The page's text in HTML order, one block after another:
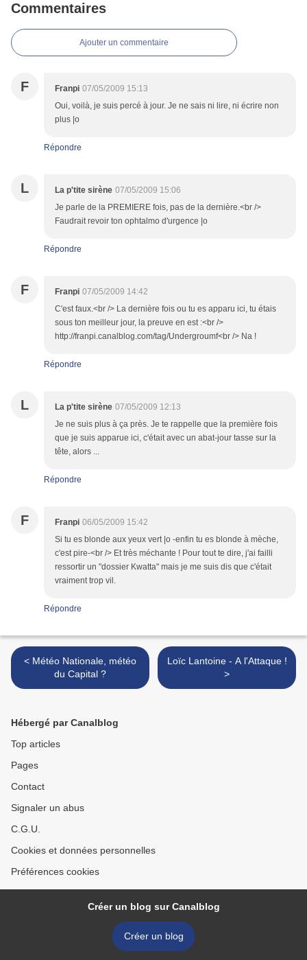
Commentaires
Ajouter un commentaire
F Franpi 07/05/2009 15:13
Oui, voilà, je suis percé à jour. Je ne sais ni lire, ni écrire non
plus |o
Répondre
L La p'tite sirène 07/05/2009 15:06
Je parle de la PREMIERE fois, pas de la dernière.<br />
Faudrait revoir ton ophtalmo d'urgence |o
Répondre
F Franpi 07/05/2009 14:42
C'est faux.<br /> La dernière fois ou tu es apparu ici, tu étais
sous ton meilleur jour, la preuve en est :<br />
http://franpi.canalblog.com/tag/Undergroumf<br /> Na !
Répondre
L La p'tite sirène 07/05/2009 12:13
Je ne suis plus à ça près. Je te rappelle que la première fois
que je suis apparue ici, c'était avec un abat-jour tasse sur la
tête, alors ...
Répondre
F Franpi 06/05/2009 15:42
Si tu es blonde aux yeux vert |o -enfin tu es blonde à mèche,
c'est pire-<br /> Et très méchante ! Pour tout te dire, j'ai failli
ressortir un "dossier Kwatta" mais je me suis dis que c'était
vraiment trop vil.
Répondre
< Météo Nationale, météo
du Capital ?
Loïc Lantoine - A l'Attaque !
>
Hébergé par Canalblog
Top articles
Pages
Contact
Signaler un abus
C.G.U.
Cookies et données personnelles
Préférences cookies
Créer un blog sur Canalblog
Créer un blog